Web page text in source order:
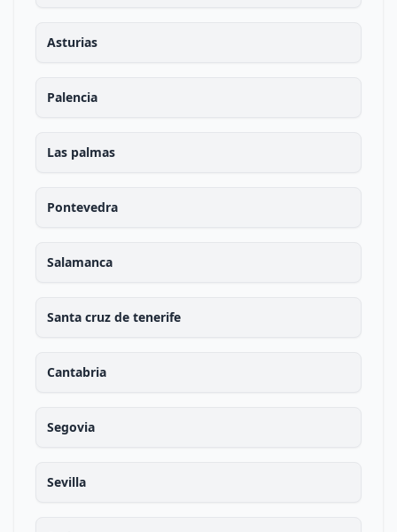
Asturias
Palencia
Las palmas
Pontevedra
Salamanca
Santa cruz de tenerife
Cantabria
Segovia
Sevilla